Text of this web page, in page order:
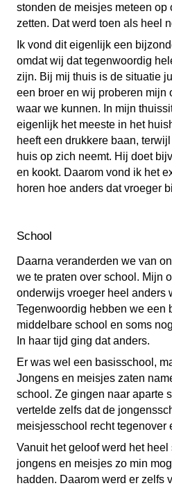
stonden de meisjes meteen op
zetten. Dat werd toen als heel
Ik vond dit eigenlijk een
omdat wij dat tegenwoordig
zijn. Bij mij thuis is de situatie
een broer en wij proberen mijn
waar we kunnen. In mijn
eigenlijk het meeste in het
heeft een drukkere baan,
huis op zich neemt. Hij doet
en kookt. Daarom vond ik het
horen hoe anders dat vroeger
School
Daarna veranderden we van
we te praten over school. Mijn
onderwijs vroeger heel anders
Tegenwoordig hebben we een
middelbare school en soms
In haar tijd ging dat anders.
Er was wel een basisschool,
Jongens en meisjes zaten
school. Ze gingen naar aparte
vertelde zelfs dat de
meisjesschool recht tegenover
Vanuit het geloof werd het
jongens en meisjes zo min
hadden. Daarom werd er zelfs